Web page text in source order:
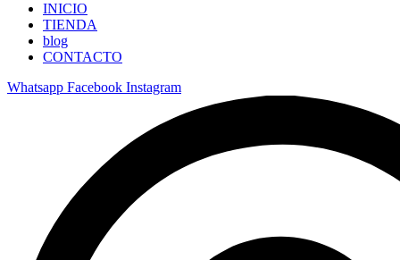
INICIO
TIENDA
blog
CONTACTO
Whatsapp Facebook Instagram